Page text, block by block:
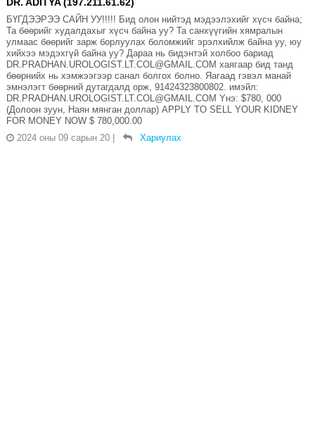
БҮГДЭЭРЭЭ САЙН УУ!!!!! Бид олон нийтэд мэдээлэхийг хүсч байна;
Та бөөрийг худалдахыг хүсч байна уу? Та санхүүгийн хямралын
улмаас бөөрийг зарж борлуулах боломжийг эрэлхийлж байна уу, юу
хийхээ мэдэхгүй байна уу? Дараа нь бидэнтэй холбоо бариад
DR.PRADHAN.UROLOGIST.LT.COL@GMAIL.COM хаягаар бид танд
бөөрнийх нь хэмжээгээр санал болгох болно. Яагаад гэвэл манай
эмнэлэгт бөөрний дутагдалд орж, 91424323800802. имэйл:
DR.PRADHAN.UROLOGIST.LT.COL@GMAIL.COM Yнэ: $780, 000
(Долоон зуун, Наян мянган доллар) APPLY TO SELL YOUR KIDNEY
FOR MONEY NOW $ 780,000.00
2024 оны 09 сарын 20 | Хариулах